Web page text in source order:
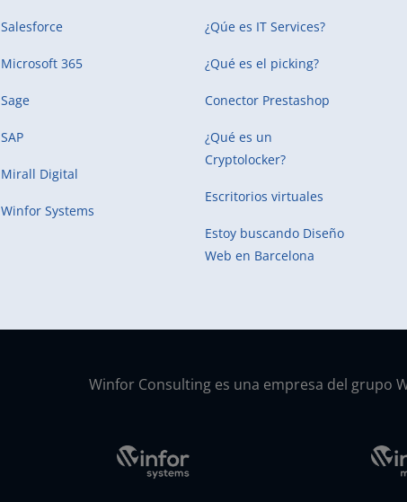
Salesforce
Microsoft 365
Sage
SAP
Mirall Digital
Winfor Systems
¿Qúe es IT Services?
¿Qué es el picking?
Conector Prestashop
¿Qué es un
Cryptolocker?
Escritorios virtuales
Estoy buscando Diseño
Web en Barcelona
Winfor Consulting es una empresa del grupo